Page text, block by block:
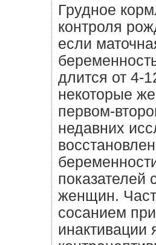
Грудное
контроля
если
длится от 4-
некоторые
первом-
недавних
показателей
женщин.
сосанием
инактивации